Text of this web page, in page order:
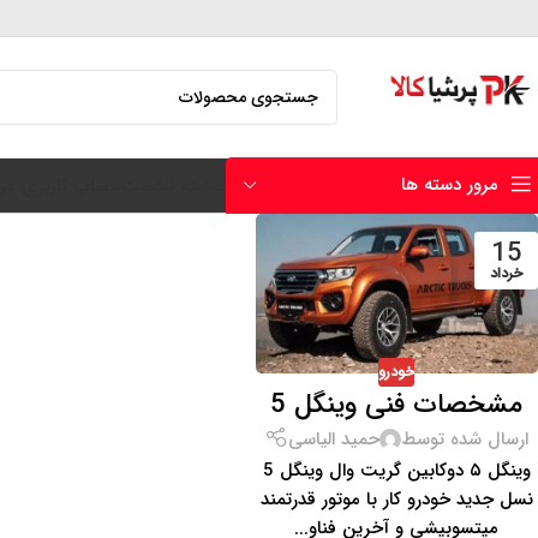
مرور دسته ها
15
خرداد
خودرو
مشخصات فنی وینگل 5
ارسال شده توسط
حمید الیاسی
وینگل ۵ دوکابین گریت وال وینگل 5
نسل جدید خودرو کار با موتور قدرتمند
میتسوبیشی و آخرین فناو...